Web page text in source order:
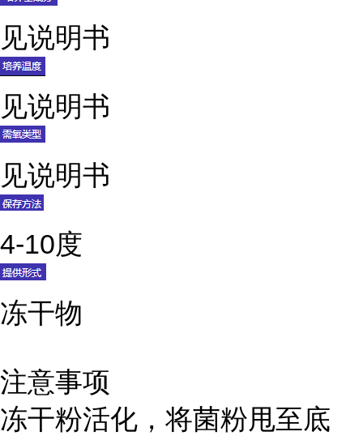
见说明书
见说明书
见说明书
4-10度
冻干物
注意事项
冻干粉活化，将菌粉甩至底